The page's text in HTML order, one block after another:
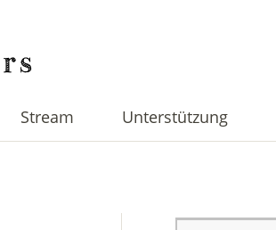
Stream Unterstützung